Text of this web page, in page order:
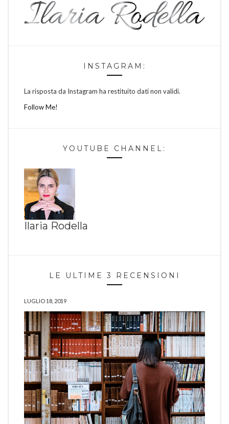
INSTAGRAM:
La risposta da Instagram ha restituito dati non validi.
Follow Me!
YOUTUBE CHANNEL:
Ilaria Rodella
LE ULTIME 3 RECENSIONI
LUGLIO 18, 2019